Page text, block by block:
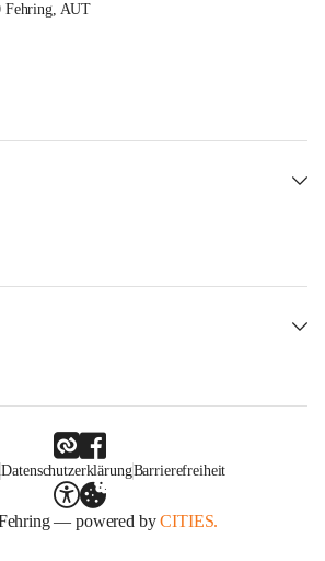
Fehring, AUT
DatenschutzerklärungBarrierefreiheit
— powered byCITIES.